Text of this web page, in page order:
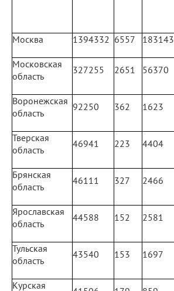
Москва 1394332 6557 183143
Московская
область
327255 2651 56370
Воронежская
область
92250 362 1623
Тверская
область
46941 223 4404
Брянская
область
46111 327 2466
Ярославская
область
44588 152 2581
Тульская
область
43540 153 1697
Курская